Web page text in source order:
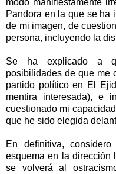
modo manifiestamente
Pandora en la que se ha
de mi imagen, de
persona, incluyendo la
Se ha explicado a
posibilidades de que me
partido político en El
mentira interesada), e
cuestionado mi
que he sido elegida
En definitiva,
esquema en la dirección
se volverá al